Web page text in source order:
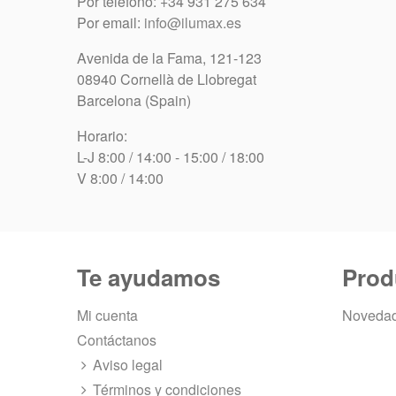
Por email: info@ilumax.es
Avenida de la Fama, 121-123
08940 Cornellà de Llobregat
Barcelona (Spain)
Horario:
L-J 8:00 / 14:00 - 15:00 / 18:00
V 8:00 / 14:00
Te ayudamos
Mi cuenta
Contáctanos
Aviso legal
Términos y condiciones